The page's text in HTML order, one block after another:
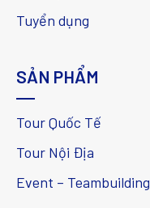
Tuyển dụng
SẢN PHẨM
Tour Quốc Tế
Tour Nội Địa
Event – Teambuilding